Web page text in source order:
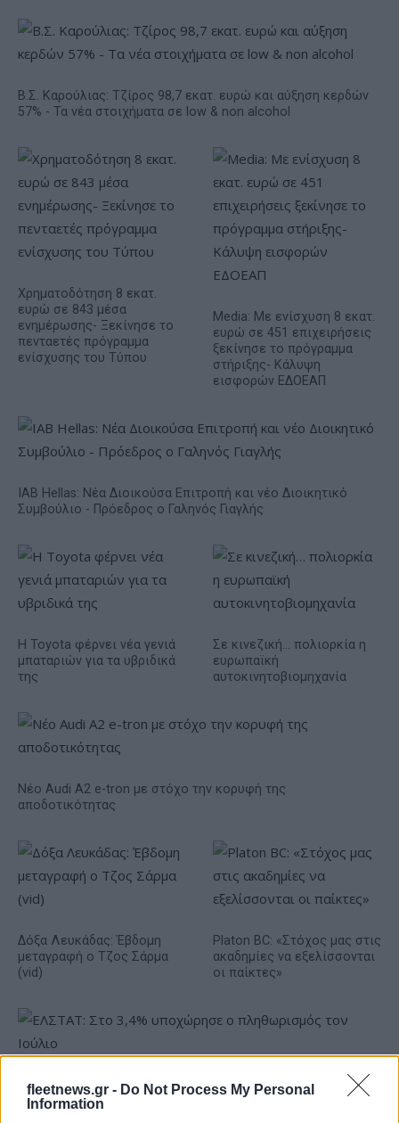
fleetnews.gr - Do Not Process My Personal
Information
Β.Σ. Καρούλιας: Τζίρος 98,7 εκατ. ευρώ και αύξηση κερδών
57% - Τα νέα στοιχήματα σε low & non alcohol
Χρηματοδότηση 8 εκατ.
ευρώ σε 843 μέσα
ενημέρωσης- Ξεκίνησε το
πενταετές πρόγραμμα
ενίσχυσης του Τύπου
Media: Με ενίσχυση 8 εκατ.
ευρώ σε 451 επιχειρήσεις
ξεκίνησε το πρόγραμμα
στήριξης- Κάλυψη
εισφορών ΕΔΟΕΑΠ
IAB Hellas: Νέα Διοικούσα Επιτροπή και νέο Διοικητικό
Συμβούλιο - Πρόεδρος ο Γαληνός Γιαγλής
Η Toyota φέρνει νέα γενιά
μπαταριών για τα υβριδικά
της
Σε κινεζική… πολιορκία η
ευρωπαϊκή
αυτοκινητοβιομηχανία
Νέο Audi A2 e-tron με στόχο την κορυφή της
αποδοτικότητας
Δόξα Λευκάδας: Έβδομη
μεταγραφή ο Τζος Σάρμα
(vid)
Platon BC: «Στόχος μας στις
ακαδημίες να εξελίσσονται
οι παίκτες»
ΕΛΣΤΑΤ: Στο 3,4% υποχώρησε ο πληθωρισμός τον Ιούλιο